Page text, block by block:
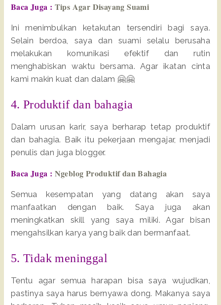
Baca Juga : Tips Agar Disayang Suami
Ini menimbulkan ketakutan tersendiri bagi saya.
Selain berdoa, saya dan suami selalu berusaha
melakukan komunikasi efektif dan rutin
menghabiskan waktu bersama. Agar ikatan cinta
kami makin kuat dan dalam 🤗🤗
4. Produktif dan bahagia
Dalam urusan karir, saya berharap tetap produktif
dan bahagia. Baik itu pekerjaan mengajar, menjadi
penulis dan juga blogger.
Baca Juga : Ngeblog Produktif dan Bahagia
Semua kesempatan yang datang akan saya
manfaatkan dengan baik. Saya juga akan
meningkatkan skill yang saya miliki. Agar bisan
mengahsilkan karya yang baik dan bermanfaat.
5. Tidak meninggal
Tentu agar semua harapan bisa saya wujudkan,
pastinya saya harus bernyawa dong. Makanya saya